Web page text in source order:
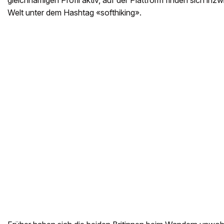
Welt unter dem Hashtag «softhiking».